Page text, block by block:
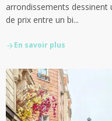
arrondissements
de prix entre un bi...
En savoir plus